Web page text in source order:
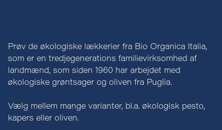
Prøv de økologiske lækkerier fra Bio Organica Italia,
som er en tredjegenerations familievirksomhed af
landmænd, som siden 1960 har arbejdet med
økologiske grøntsager og oliven fra Puglia.
Vælg mellem mange varianter, bl.a. økologisk pesto,
kapers eller oliven.